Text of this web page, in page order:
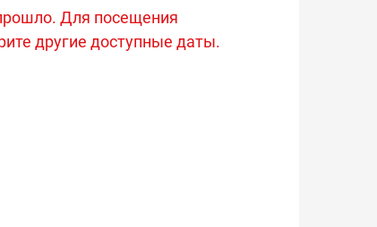
Для посещения
другие доступные даты.